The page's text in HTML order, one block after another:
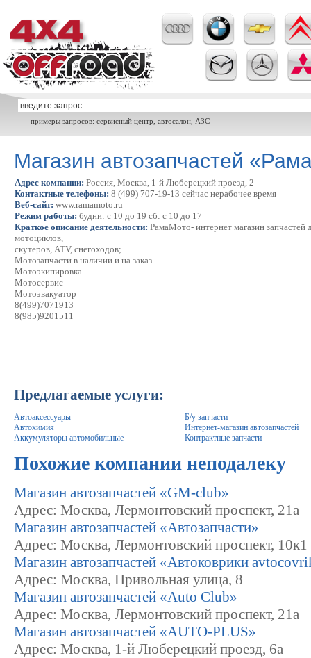
примеры запросов: сервисный центр, автосалон, АЗС
Магазин автозапчастей
Адрес компании: Россия, Москва, 1-й Люберецкий проезд, 2
Контактные телефоны: 8 (499) 707-19-13 сейчас нерабочее время
Веб-сайт: www.ramamoto.ru
Режим работы: будни: с 10 до 19 сб: с 10 до 17
Краткое описание деятельности: РамаМото- интернет магазин запчастей
мотоциклов,
скутеров, АТV, снегоходов;
Мотозапчасти в наличии и на заказ
Мотоэкипировка
Мотосервис
Мотоэвакуатор
8(499)7071913
8(985)9201511
Предлагаемые услуги:
Автоаксессуары
Автохимия
Аккумуляторы автомобильные
Б/у запчасти
Интернет-магазин автозапчастей
Контрактные запчасти
Похожие компании неподалеку
Магазин автозапчастей «GM-club»
Адрес: Москва, Лермонтовский проспект, 21а
Магазин автозапчастей «Автозапчасти»
Адрес: Москва, Лермонтовский проспект, 10к1
Магазин автозапчастей «Автоковрики
Адрес: Москва, Привольная улица, 8
Магазин автозапчастей «Auto Club»
Адрес: Москва, Лермонтовский проспект, 21а
Магазин автозапчастей «AUTO-PLUS»
Адрес: Москва, 1-й Люберецкий проезд, 6а